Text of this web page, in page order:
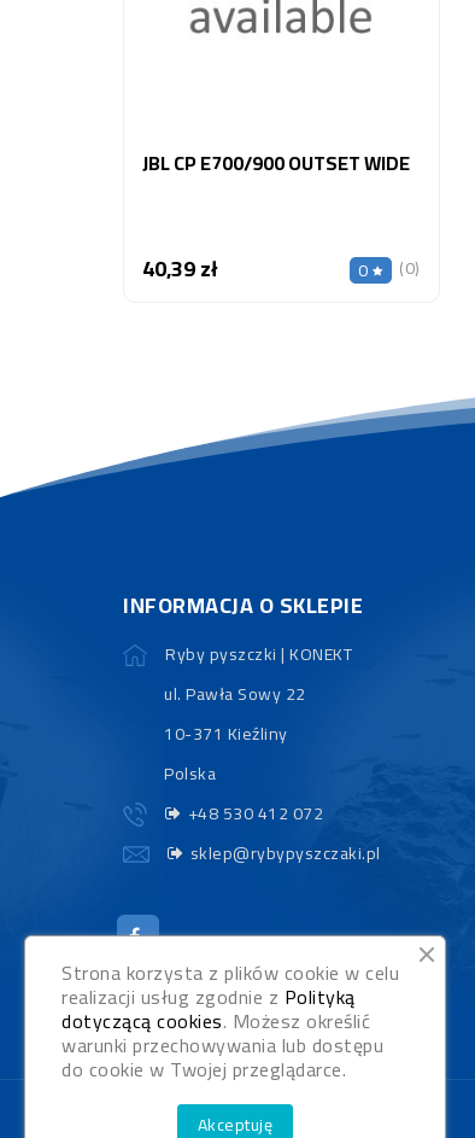
JBL CP E700/900 OUTSET WIDE
40,39 złCena 0 (0)
INFORMACJA O SKLEPIE
Ryby pyszczki | KONEKT
ul. Pawła Sowy 22
10-371 Kieźliny
Polska
+48 530 412 072
sklep@rybypyszczaki.pl
Strona korzysta z plików cookie w celu
realizacji usług zgodnie z Polityką
dotyczącą cookies. Możesz określić
warunki przechowywania lub dostępu
do cookie w Twojej przeglądarce.
Akceptuję